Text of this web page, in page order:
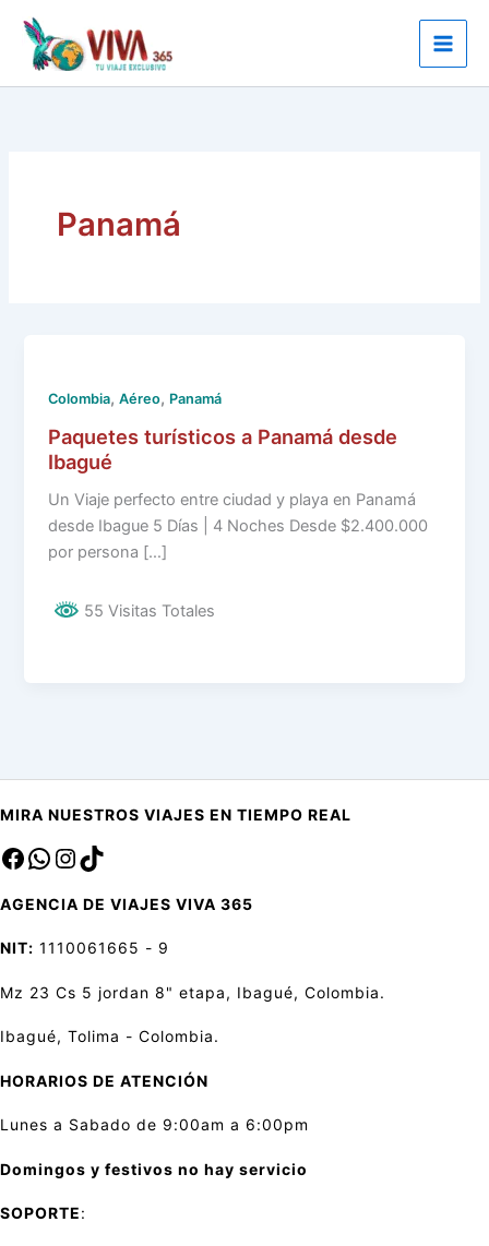
contenido
Panamá
Colombia,Aéreo, Panamá
Paquetes turísticos a Panamá desde
Ibagué
Un Viaje perfecto entre ciudad y playa en Panamá
desde Ibague 5 Días | 4 Noches Desde $2.400.000
por persona […]
55 Visitas Totales
MIRA NUESTROS VIAJES EN TIEMPO REAL
Facebook
saInstagram
TikTok
AGENCIA DE VIAJES VIVA 365
NIT: 1110061665 - 9
Mz 23 Cs 5 jordan 8" etapa, Ibagué, Colombia.
Ibagué, Tolima - Colombia.
HORARIOS DE ATENCIÓN
Lunes a Sabado de 9:00am a 6:00pm
Domingos y festivos no hay servicio
SOPORTE: